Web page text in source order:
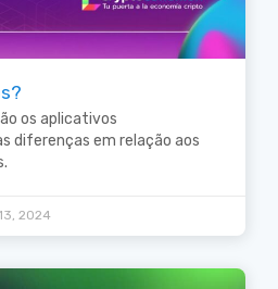
os aplicativos
diferenças em relação aos
2024